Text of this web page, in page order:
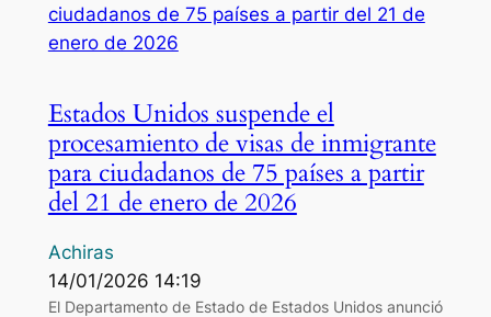
Estados Unidos suspende el
procesamiento de visas de inmigrante
para ciudadanos de 75 países a partir
del 21 de enero de 2026
Achiras
14/01/2026 14:19
El Departamento de Estado de Estados Unidos anunció